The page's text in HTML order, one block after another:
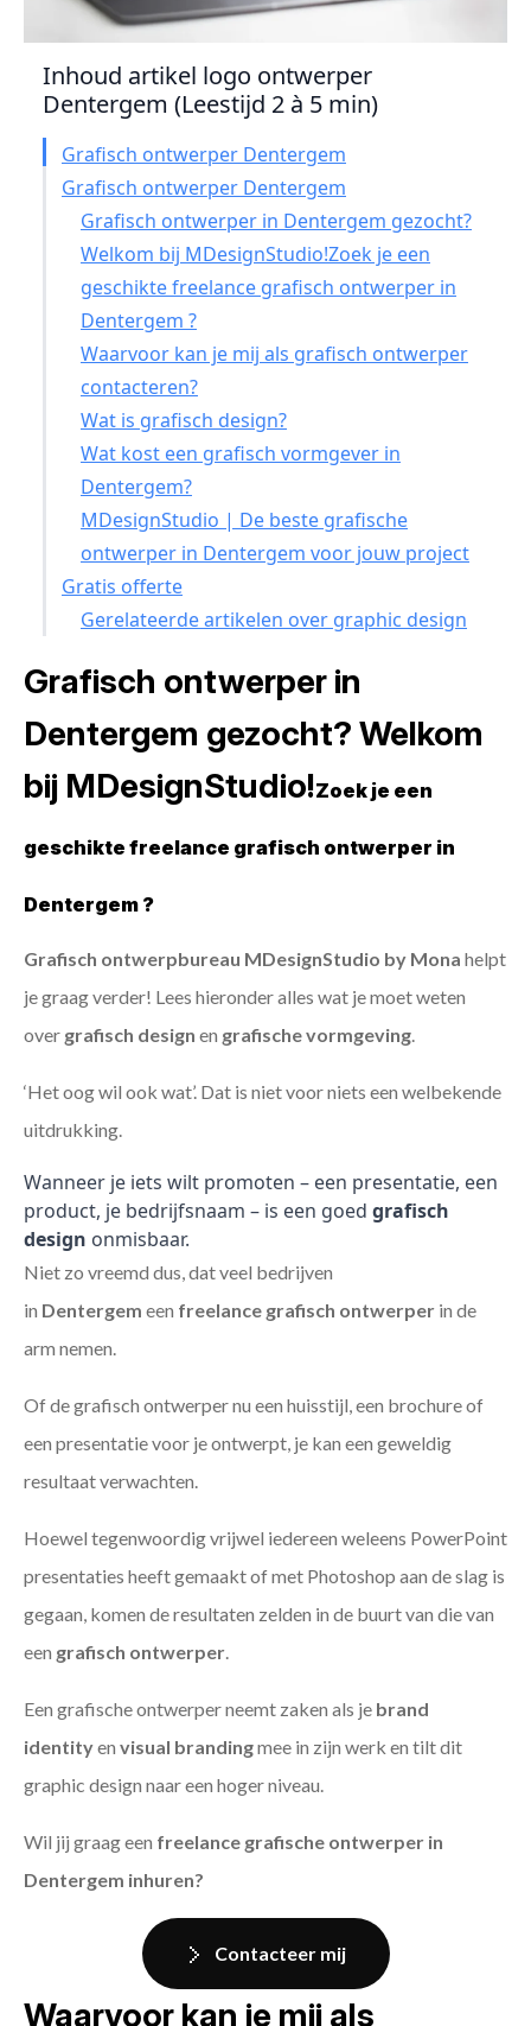
Inhoud artikel logo ontwerper
Dentergem (Leestijd 2 à 5 min)
Grafisch ontwerper Dentergem
Grafisch ontwerper Dentergem
Grafisch ontwerper in Dentergem gezocht?
Welkom bij MDesignStudio!Zoek je een
geschikte freelance grafisch ontwerper in
Dentergem ?
Waarvoor kan je mij als grafisch ontwerper
contacteren?
Wat is grafisch design?
Wat kost een grafisch vormgever in
Dentergem?
MDesignStudio | De beste grafische
ontwerper in Dentergem voor jouw project
Gratis offerte
Gerelateerde artikelen over graphic design
Grafisch ontwerper in
Dentergem gezocht? Welkom
bij MDesignStudio!Zoek je een
geschikte freelance grafisch ontwerper in
Dentergem ?
Grafisch ontwerpbureau MDesignStudio by Mona helpt
je graag verder! Lees hieronder alles wat je moet weten
over grafisch design en grafische vormgeving
‘Het oog wil ook wat’. Dat is niet voor niets een welbekende
uitdrukking.
Wanneer je iets wilt promoten – een presentatie, een
product, je bedrijfsnaam – is een goed grafisch
design onmisbaar.
Niet zo vreemd dus, dat veel bedrijven
in Dentergem een freelance grafisch ontwerper in de
arm nemen.
Of de grafisch ontwerper nu een huisstijl, een brochure of
een presentatie voor je ontwerpt, je kan een geweldig
resultaat verwachten.
Hoewel tegenwoordig vrijwel iedereen weleens PowerPoint
presentaties heeft gemaakt of met Photoshop aan de slag is
gegaan, komen de resultaten zelden in de buurt van die van
een grafisch ontwerper
Een grafische ontwerper neemt zaken als je brand
identityen visual brandingmee in zijn werk en tilt dit
graphic design naar een hoger niveau.
Wil jij graag een freelance grafische ontwerper in
Dentergem inhuren?
Contacteer mij
Waarvoor kan je mij als